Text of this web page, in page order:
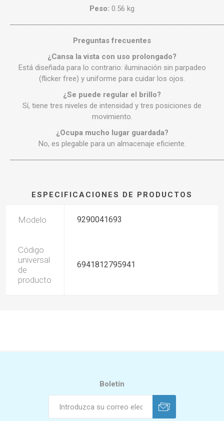
Peso: 0.56 kg
Preguntas frecuentes
¿Cansa la vista con uso prolongado?
Está diseñada para lo contrario: iluminación sin parpadeo
(flicker free) y uniforme para cuidar los ojos.
¿Se puede regular el brillo?
Sí, tiene tres niveles de intensidad y tres posiciones de
movimiento.
¿Ocupa mucho lugar guardada?
No, es plegable para un almacenaje eficiente.
ESPECIFICACIONES DE PRODUCTOS
Modelo 9290041693
Código
universal
de
producto
6941812795941
Boletín